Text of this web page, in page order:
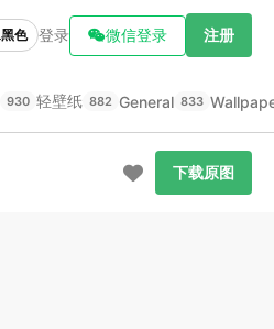
黑色 登录 微信登录 注册
930 轻壁纸 882 General 833
下载原图